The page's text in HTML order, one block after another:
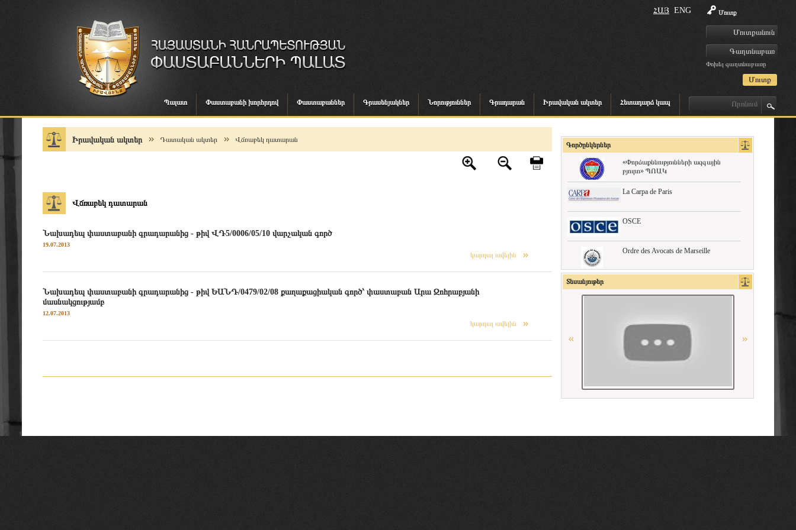
Մուտք
Փոխել գաղտնաբառը
ՀԱՅ ENG
Պալատ Փաստաբանի խորհրդով Փաստաբաններ Գրասենյակներ Նորություններ Գրադարան Իրավական ակտեր Հետադարձ կապ
Իրավական ակտեր Դատական ակտեր Վճռաբեկ դատարան
Վճռաբեկ դատարան
Նախադեպ փաստաբանի գրադարանից - թիվ ՎԴ5/0006/05/10 վարչական գործ
19.07.2013
կարդալ ավելին
Նախադեպ փաստաբանի գրադարանից - թիվ ԵԱՆԴ/0479/02/08 քաղաքացիական գործ՝ փաստաբան Արա Զոհրաբյանի
մասնակցությամբ
12.07.2013
կարդալ ավելին
Գործընկերներ
«Փորձաքննությունների ազգային
բյուրո» ՊՈԱԿ
La Carpa de Paris
OSCE
Ordre des Avocats de Marseille
American Bar Association
Ordre des avocats de Paris
Տեսանյութեր